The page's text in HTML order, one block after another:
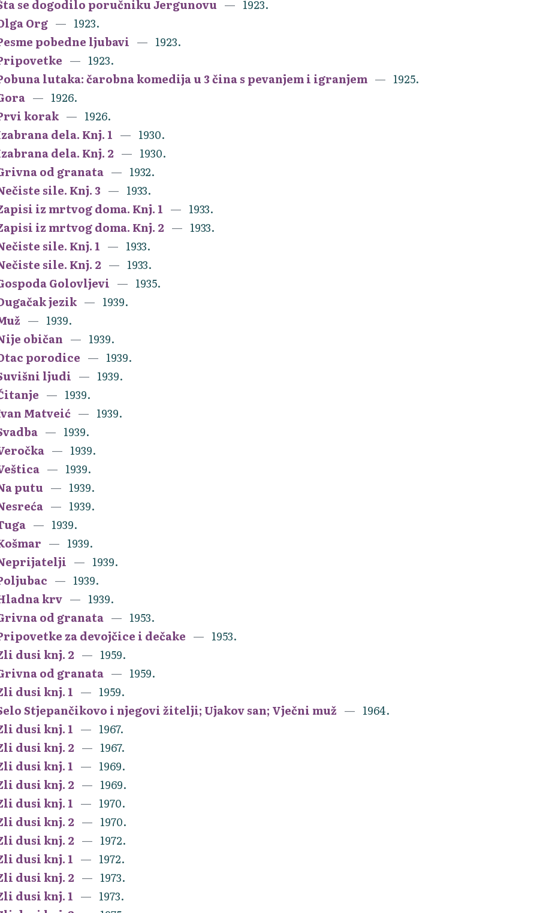
se dogodilo poručniku Jergunovu
1923.
Org
1923.
pobedne ljubavi
1923.
1923.
lutaka: čarobna komedija u 3 čina s pevanjem i igranjem
1925.
1926.
korak
1926.
dela. Knj. 1
1930.
dela. Knj. 2
1930.
od granata
1932.
sile. Knj. 3
1933.
iz mrtvog doma. Knj. 1
1933.
iz mrtvog doma. Knj. 2
1933.
sile. Knj. 1
1933.
sile. Knj. 2
1933.
Golovljevi
1935.
jezik
1939.
1939.
običan
1939.
porodice
1939.
ljudi
1939.
1939.
Matveić
1939.
1939.
1939.
1939.
putu
1939.
1939.
1939.
1939.
1939.
1939.
krv
1939.
od granata
1953.
za devojčice i dečake
1953.
dusi knj. 2
1959.
od granata
1959.
dusi knj. 1
1959.
Stjepančikovo i njegovi žitelji; Ujakov san; Vječni muž
1964.
dusi knj. 1
1967.
dusi knj. 2
1967.
dusi knj. 1
1969.
dusi knj. 2
1969.
dusi knj. 1
1970.
dusi knj. 2
1970.
dusi knj. 2
1972.
dusi knj. 1
1972.
dusi knj. 2
1973.
dusi knj. 1
1973.